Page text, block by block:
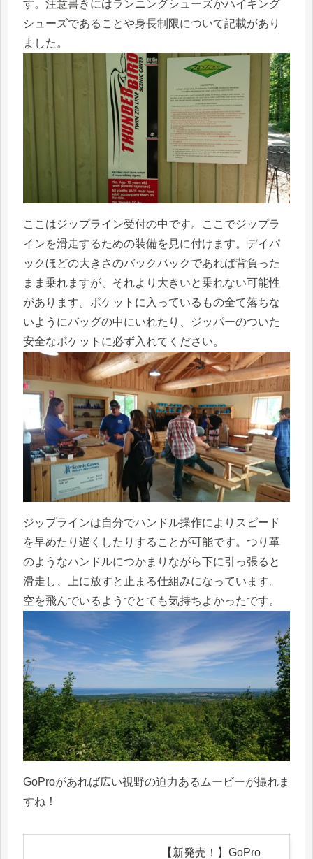
す。注意書きにはランニングシューズかハイキング
シューズであることや身長制限について記載があり
ました。
ここはジップライン受付の中です。ここでジップラ
インを滑走するための装備を見に付けます。デイパ
ックほどの大きさのバックパックであれば背負った
まま乗れますが、それより大きいと乗れない可能性
があります。ポケットに入っているもの全て落ちな
いようにバッグの中にいれたり、ジッパーのついた
安全なポケットに必ず入れてください。
ジップラインは自分でハンドル操作によりスピード
を早めたり遅くしたりすることが可能です。つり革
のようなハンドルにつかまりながら下に引っ張ると
滑走し、上に放すと止まる仕組みになっています。
空を飛んでいるようでとても気持ちよかったです。
GoProがあれば広い視野の迫力あるムービーが撮れま
すね！
【新発売！】GoPro